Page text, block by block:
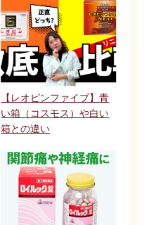
【レオピンファイブ】青
い箱（コスモス）や白い
箱との違い